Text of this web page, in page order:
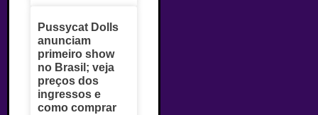
Pussycat Dolls
anunciam
primeiro show
no Brasil; veja
preços dos
ingressos e
como comprar